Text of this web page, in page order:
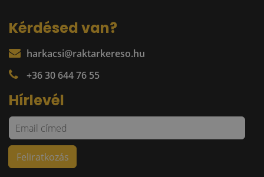
Kérdésed van?
harkacsi@raktarkereso.hu
+36 30 644 76 55
Hírlevél